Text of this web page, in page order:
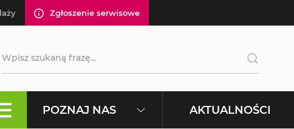
Zgłoszenie serwisowe
POZNAJ NAS AKTUALNOŚCI